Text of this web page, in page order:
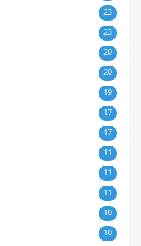
23
23
20
20
19
17
17
11
11
11
10
10